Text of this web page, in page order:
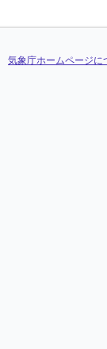
気象庁ホームページに